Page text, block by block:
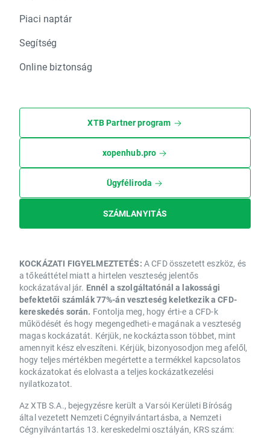
Piaci naptár
Segítség
Online biztonság
XTB Partner program
xopenhub.pro
Ügyféliroda
SZÁMLANYITÁS
KOCKÁZATI FIGYELMEZTETÉS: A CFD összetett eszköz, és
a tőkeáttétel miatt a hirtelen veszteség jelentős
kockázatával jár. Ennél a szolgáltatónál a lakossági
befektetői számlák 77%-án veszteség keletkezik a CFD-
kereskedés során. Fontolja meg, hogy érti-e a CFD-k
működését és hogy megengedheti-e magának a veszteség
magas kockázatát. Kérjük, ne kockáztasson többet, mint
amennyit kész elveszíteni. Kérjük, bizonyosodjon meg afelől,
hogy teljes mértékben megértette a termékkel kapcsolatos
kockázatokat és elolvasta a teljes kockázatkezelési
nyilatkozatot.
Az XTB S.A., bejegyzésre került a Varsói Kerületi Bíróság
által vezetett Nemzeti Cégnyilvántartásba, a Nemzeti
Cégnyilvántartás 13. kereskedelmi osztályán, KRS szám: